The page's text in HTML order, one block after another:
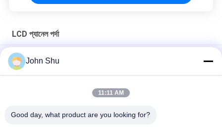
LCD প্যানেল পর্দা
স্ট্যান্ডার্ড COG 320 * 240 STN পিসিবি বোর্ড প্যানেল স্ক্রিন জন্য যন্ত্রপাতি জন্য
পিন সংযোজক VA 7 সেগমেন্ট এলসিডি, গৃহস্থালী যন্ত্রপাতি নেতিবাচক এলসিডি সেগমেন্ট
John Shu
11:11 AM
Good day, what product are you looking for?